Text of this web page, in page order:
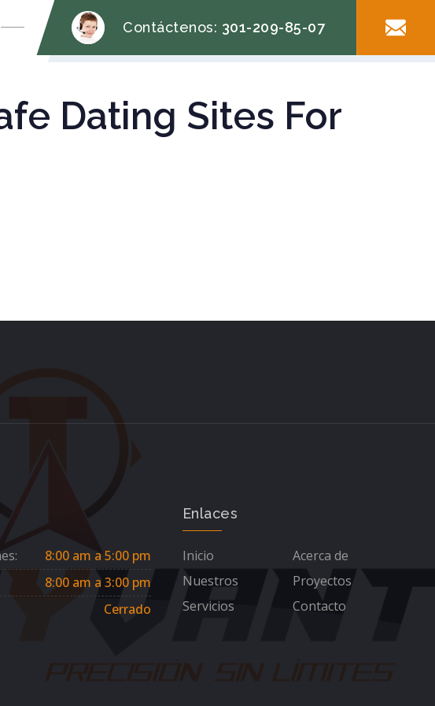
Contáctenos: 301-209-85-07
Dating Sites For
8:00 am a 5:00 pm
8:00 am a 3:00 pm
Cerrado
Enlaces
Inicio
Acerca de
Nuestros
Servicios
Proyectos
Contacto